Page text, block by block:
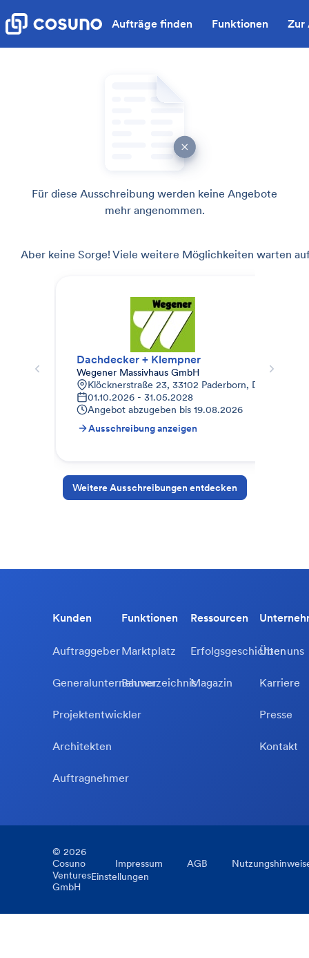
Aufträge finden Funktionen Zur
Für diese Ausschreibung werden keine Angebote
mehr angenommen.
Aber keine Sorge! Viele weitere Möglichkeiten warten
Dachdecker + Klempner
Wegener Massivhaus GmbH
Klöcknerstraße 23, 33102 Paderborn, Deutschland
01.10.2026 - 31.05.2028
Angebot abzugeben bis 19.08.2026
Ausschreibung anzeigen
Weitere Ausschreibungen entdecken
Kunden
Auftraggeber
Generalunternehmer
Projektentwickler
Architekten
Auftragnehmer
Funktionen
Marktplatz
Bauverzeichnis
Ressourcen
Erfolgsgeschichten
Magazin
Über uns
Karriere
Presse
Kontakt
© 2026
Cosuno
Ventures
GmbH
Impressum AGB
Einstellungen